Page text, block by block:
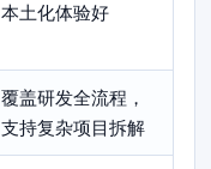
本土化体验好
覆盖研发全流程，
支持复杂项目拆解